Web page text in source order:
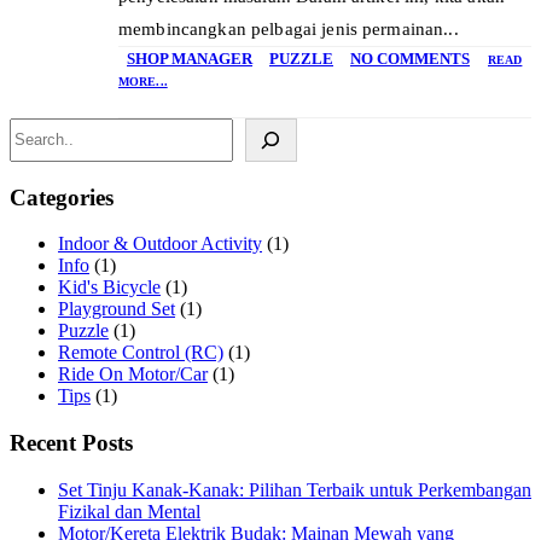
membincangkan pelbagai jenis permainan...
SHOP MANAGER PUZZLE NO COMMENTS
READ
MORE...
Categories
Indoor & Outdoor Activity (1)
Info (1)
Kid's Bicycle (1)
Playground Set (1)
Puzzle (1)
Remote Control (RC) (1)
Ride On Motor/Car(1)
Tips (1)
Recent Posts
Set Tinju Kanak-Kanak: Pilihan Terbaik untuk Perkembangan
Fizikal dan Mental
Motor/Kereta Elektrik Budak: Mainan Mewah yang